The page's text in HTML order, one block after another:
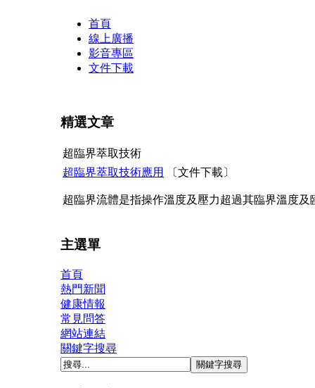
首頁
線上廣播
影音專區
文件下載
精選文章
超臨界萃取技術
超臨界萃取技術應用
〔文件下載〕
超臨界流體是指操作溫度及壓力超過其臨界溫度及
主選單
首頁
熱門新聞
健康情報
常見問答
網站連結
關鍵字搜尋
Transmenu
powered
Mambo
Joomla
Professional
Templates